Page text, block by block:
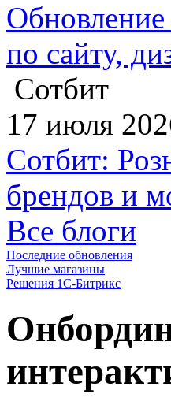
по сайту,
Сотбит
17 июля
Сотбит:
брендов и
Все блоги
Последние обновления
Лучшие магазины
Решения 1С-Битрикс